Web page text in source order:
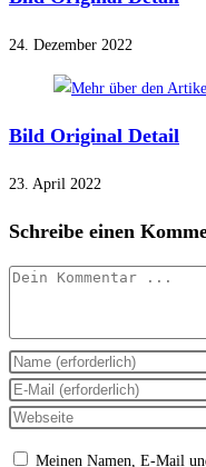
24. Dezember 2022
Bild Original Detail
23. April 2022
Schreibe einen
Kommentieren
Gib
deinen
Namen
Gib
deine
Gib
Meinen Namen, E-Mail